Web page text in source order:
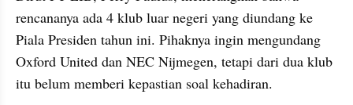
rencananya ada 4 klub luar negeri yang diundang ke
Piala Presiden tahun ini. Pihaknya ingin mengundang
Oxford United dan NEC Nijmegen, tetapi dari dua klub
itu belum memberi kepastian soal kehadiran.